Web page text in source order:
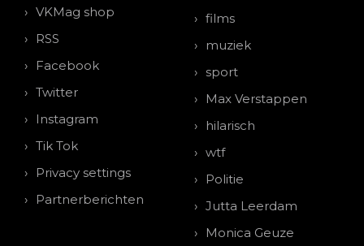
VKMag shop
RSS
Facebook
Twitter
Instagram
Tik Tok
Privacy settings
Partnerberichten
films
muziek
sport
Max Verstappen
hilarisch
wtf
Politie
Jutta Leerdam
Monica Geuze